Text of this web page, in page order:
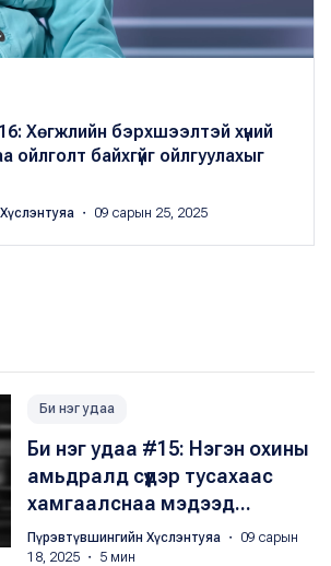
Хөгжлийн бэрхшээлтэй хүний
ойлголт байхгүйг ойлгуулахыг
・ 09 сарын 25, 2025
Би нэг удаа
Би нэг удаа #15: Нэгэн охины
амьдралд сүүдэр тусахаас
хамгаалснаа мэдээд...
Пүрэвтүвшингийн Хүслэнтуяа ・ 09 сарын
18, 2025 ・ 5 мин